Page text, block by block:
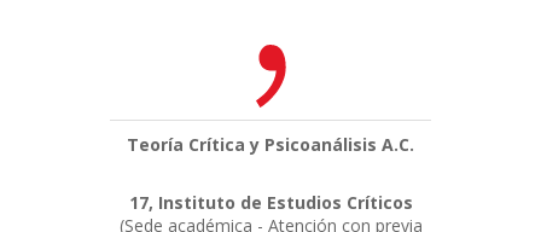
Teoría Crítica y Psicoanálisis A.C.
17, Instituto de Estudios Críticos
(Sede académica - Atención con previa